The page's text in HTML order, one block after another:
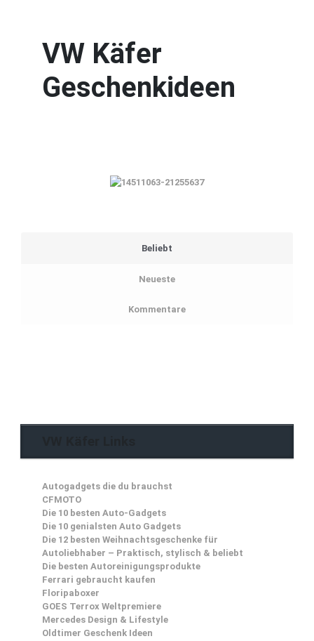
VW Käfer
Geschenkideen
Beliebt
Neueste
Kommentare
Autogadgets die du brauchst
CFMOTO
Die 10 besten Auto-Gadgets
Die 10 genialsten Auto Gadgets
Die 12 besten Weihnachtsgeschenke für
Autoliebhaber – Praktisch, stylisch & beliebt
Die besten Autoreinigungsprodukte
Ferrari gebraucht kaufen
Floripaboxer
GOES Terrox Weltpremiere
Mercedes Design & Lifestyle
Oldtimer Geschenk Ideen